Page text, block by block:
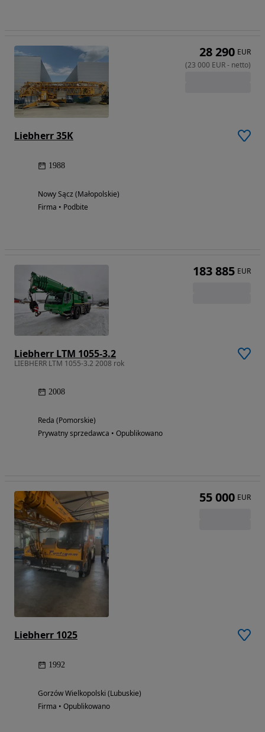
Liebherr 35K
1988
Nowy Sącz (Małopolskie)
Firma • Podbite
28 290 EUR
(23 000 EUR- netto)
Liebherr LTM 1055-3.2
LIEBHERR LTM 1055-3.2 2008 rok
2008
Reda (Pomorskie)
Prywatny sprzedawca • Opublikowano
183 885 EUR
Liebherr 1025
1992
Gorzów Wielkopolski (Lubuskie)
Firma • Opublikowano
55 000 EUR